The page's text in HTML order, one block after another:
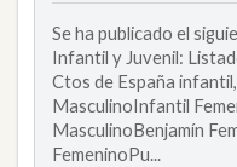
Se ha publicado el
Infantil y Juvenil:
Ctos de España
MasculinoInfantil
MasculinoBenjamín
FemeninoPu...